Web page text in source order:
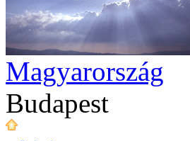
Magyarország
Budapest